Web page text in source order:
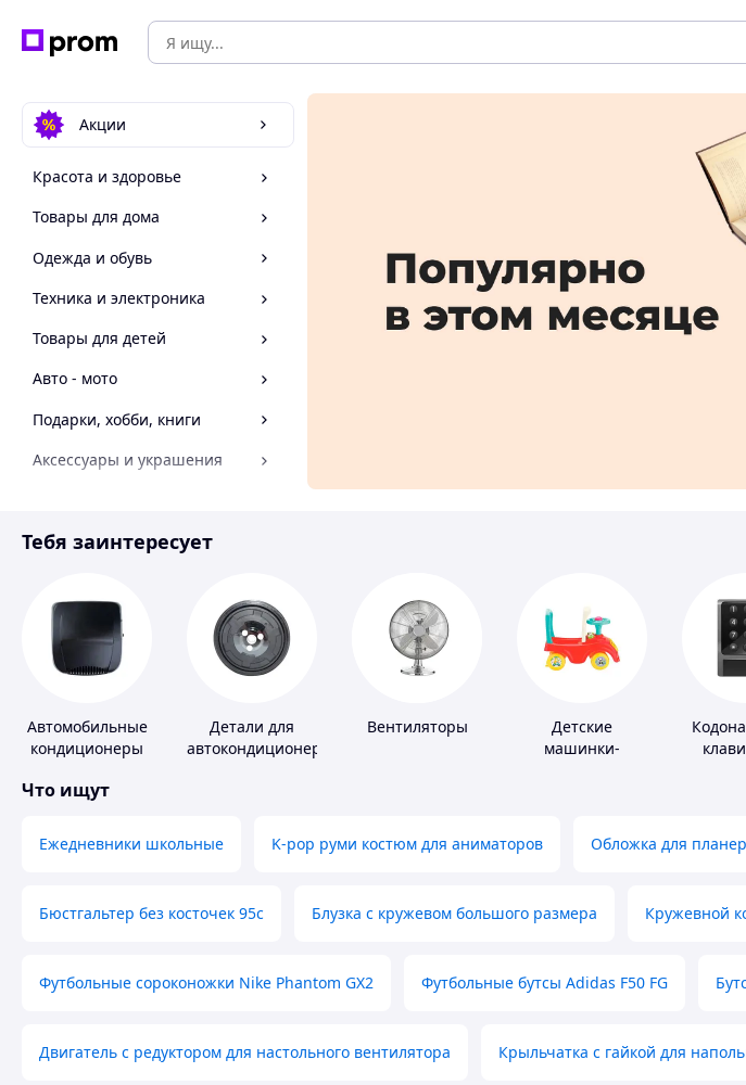
Акции
Красота и здоровье
Товары для дома
Одежда и обувь
Техника и электроника
Товары для детей
Авто - мото
Подарки, хобби, книги
Аксессуары и украшения
Спорт и отдых
Тебя заинтересует
Автомобильные
кондиционеры
Детали для
автокондиционеров
Вентиляторы
Детские
машинки-
Что ищут
Ежедневники школьные K-pop руми костюм для аниматоров Обложка для
Бюстгальтер без косточек 95с Блузка с кружевом большого размера Кружевной
Футбольные сороконожки Nike Phantom GX2 Футбольные бутсы Adidas F50 FG
Двигатель с редуктором для настольного вентилятора Крыльчатка с гайкой для